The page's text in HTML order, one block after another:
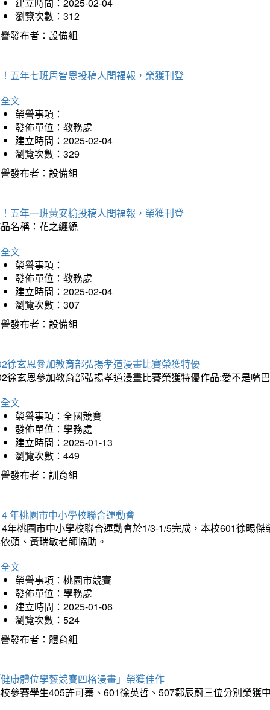
瀏覽次數：312
發布者：設備組
五年七班周智恩投稿人間福報，榮獲刊登
文
榮譽事項：
發佈單位：教務處
建立時間：2025-02-04
瀏覽次數：329
發布者：設備組
五年一班黃安榆投稿人間福報，榮獲刊登
名稱：花之纏繞
文
榮譽事項：
發佈單位：教務處
建立時間：2025-02-04
瀏覽次數：307
發布者：設備組
徐玄恩參加教育部弘揚孝道漫畫比賽榮獲特優
徐玄恩參加教育部弘揚孝道漫畫比賽榮獲特優作品:愛不是嘴
文
榮譽事項：全國競賽
發佈單位：學務處
建立時間：2025-01-13
瀏覽次數：449
發布者：訓育組
年桃園市中小學校聯合運動會
年桃園市中小學校聯合運動會於1/3-1/5完成，本校601徐晹
蘋、黃瑞敏老師協助。
文
榮譽事項：桃園市競賽
發佈單位：學務處
建立時間：2025-01-06
瀏覽次數：524
發布者：體育組
康體位學藝競賽四格漫畫」榮獲佳作
參賽學生405許可蓁、601徐英哲、507鄒辰蔚三位分別榮獲